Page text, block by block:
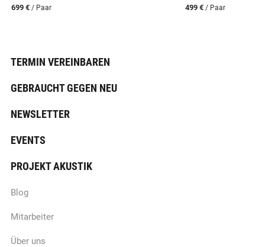
699 € / Paar
499 € / Paar
TERMIN VEREINBAREN
GEBRAUCHT GEGEN NEU
NEWSLETTER
EVENTS
PROJEKT AKUSTIK
Blog
Mitarbeiter
Über uns